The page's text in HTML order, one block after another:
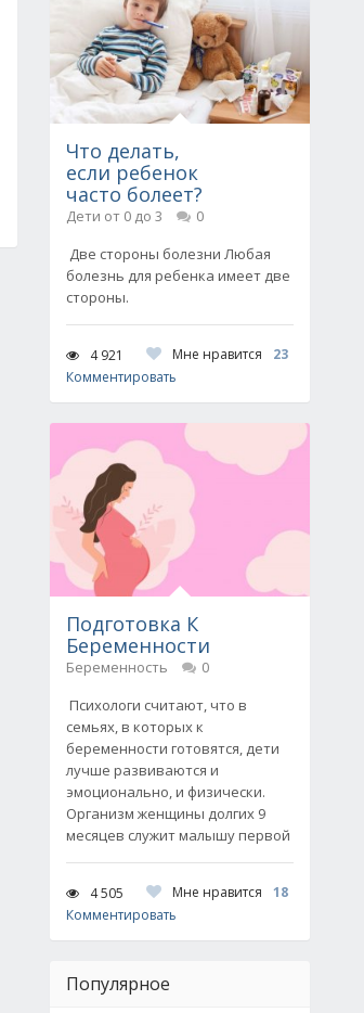
Что делать,
если ребенок
часто болеет?
Дети от 0 до 3
0
Две стороны болезни Любая
болезнь для ребенка имеет две
стороны.
4 921 Мне нравится
23
Комментировать
Подготовка К
Беременности
Беременность
0
Психологи считают, что в
семьях, в которых к
беременности готовятся, дети
лучше развиваются и
эмоционально, и физически.
Организм женщины долгих 9
месяцев служит малышу первой
4 505 Мне нравится
18
Комментировать
Популярное